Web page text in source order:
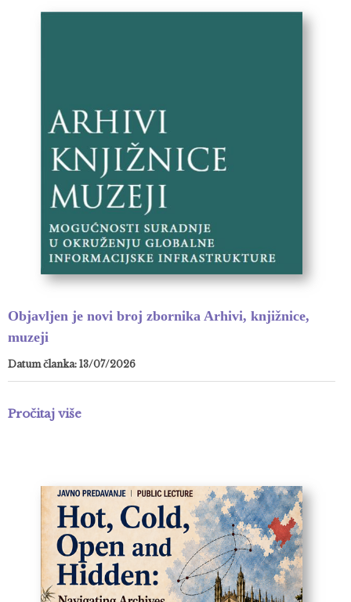
Objavljen je novi broj zbornika Arhivi, knjižnice,
muzeji
Datum članka: 13/07/2026
Pročitaj više